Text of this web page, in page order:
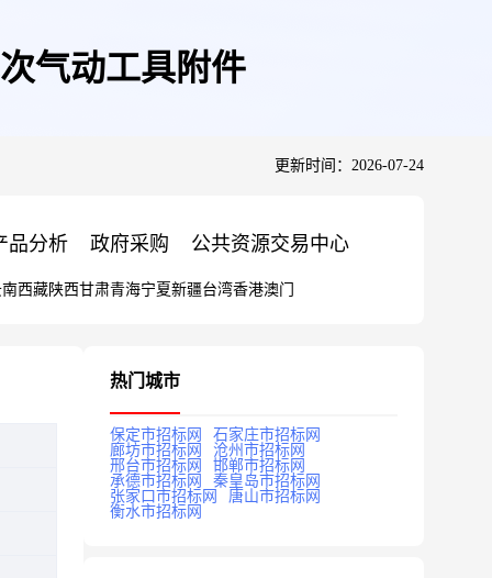
气动工具附件
更新时间：2026-07-24
品分析 政府采购 公共资源交易中心
西藏陕西甘肃青海宁夏新疆台湾香港澳门
热门城市
保定市招标网
石家庄市招标网
廊坊市招标网
沧州市招标网
邢台市招标网
邯郸市招标网
承德市招标网
秦皇岛市招标网
张家口市招标网
唐山市招标网
衡水市招标网